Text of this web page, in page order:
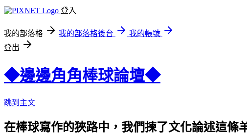
登入
我的部落格 我的部落格後台
我的帳號
登出
◆邊邊角角棒球論壇◆
跳到主文
在棒球寫作的狹路中，我們揀了文化論述這條